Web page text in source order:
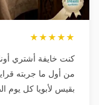
★★★★★
كنت خايفة أشتري
من أول ما جربته
بقيس لأبويا كل